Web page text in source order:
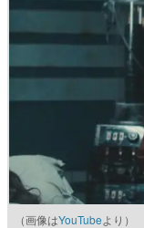
（画像はYouTubeより）